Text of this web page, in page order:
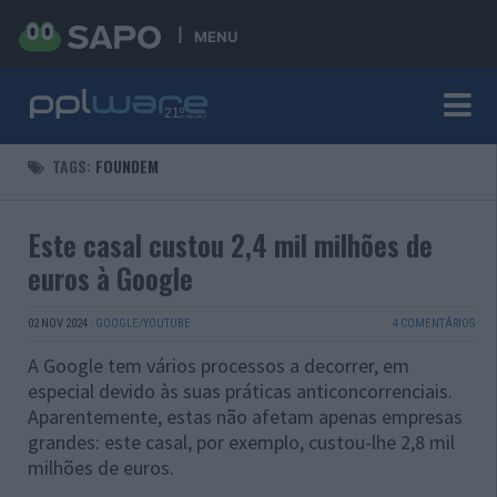
MENU
TAGS: FOUNDEM
Este casal custou 2,4 mil milhões de
euros à Google
02 NOV 2024 · GOOGLE/YOUTUBE 4 COMENTÁRIOS
A Google tem vários processos a decorrer, em
especial devido às suas práticas anticoncorrenciais.
Aparentemente, estas não afetam apenas empresas
grandes: este casal, por exemplo, custou-lhe 2,8 mil
milhões de euros.